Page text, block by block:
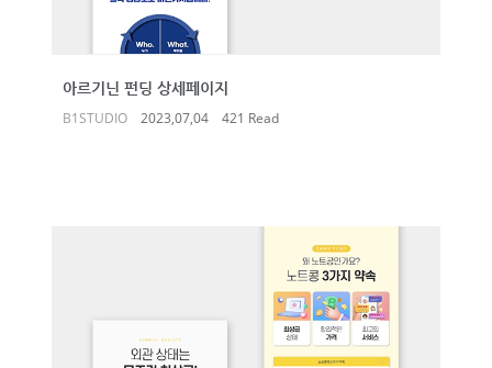
아르기닌 펀딩 상세페이지
B1STUDIO 2023,07,04 421 Read